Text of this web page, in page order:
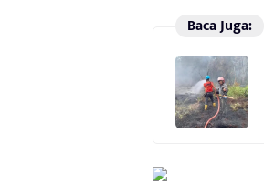
Baca Juga: